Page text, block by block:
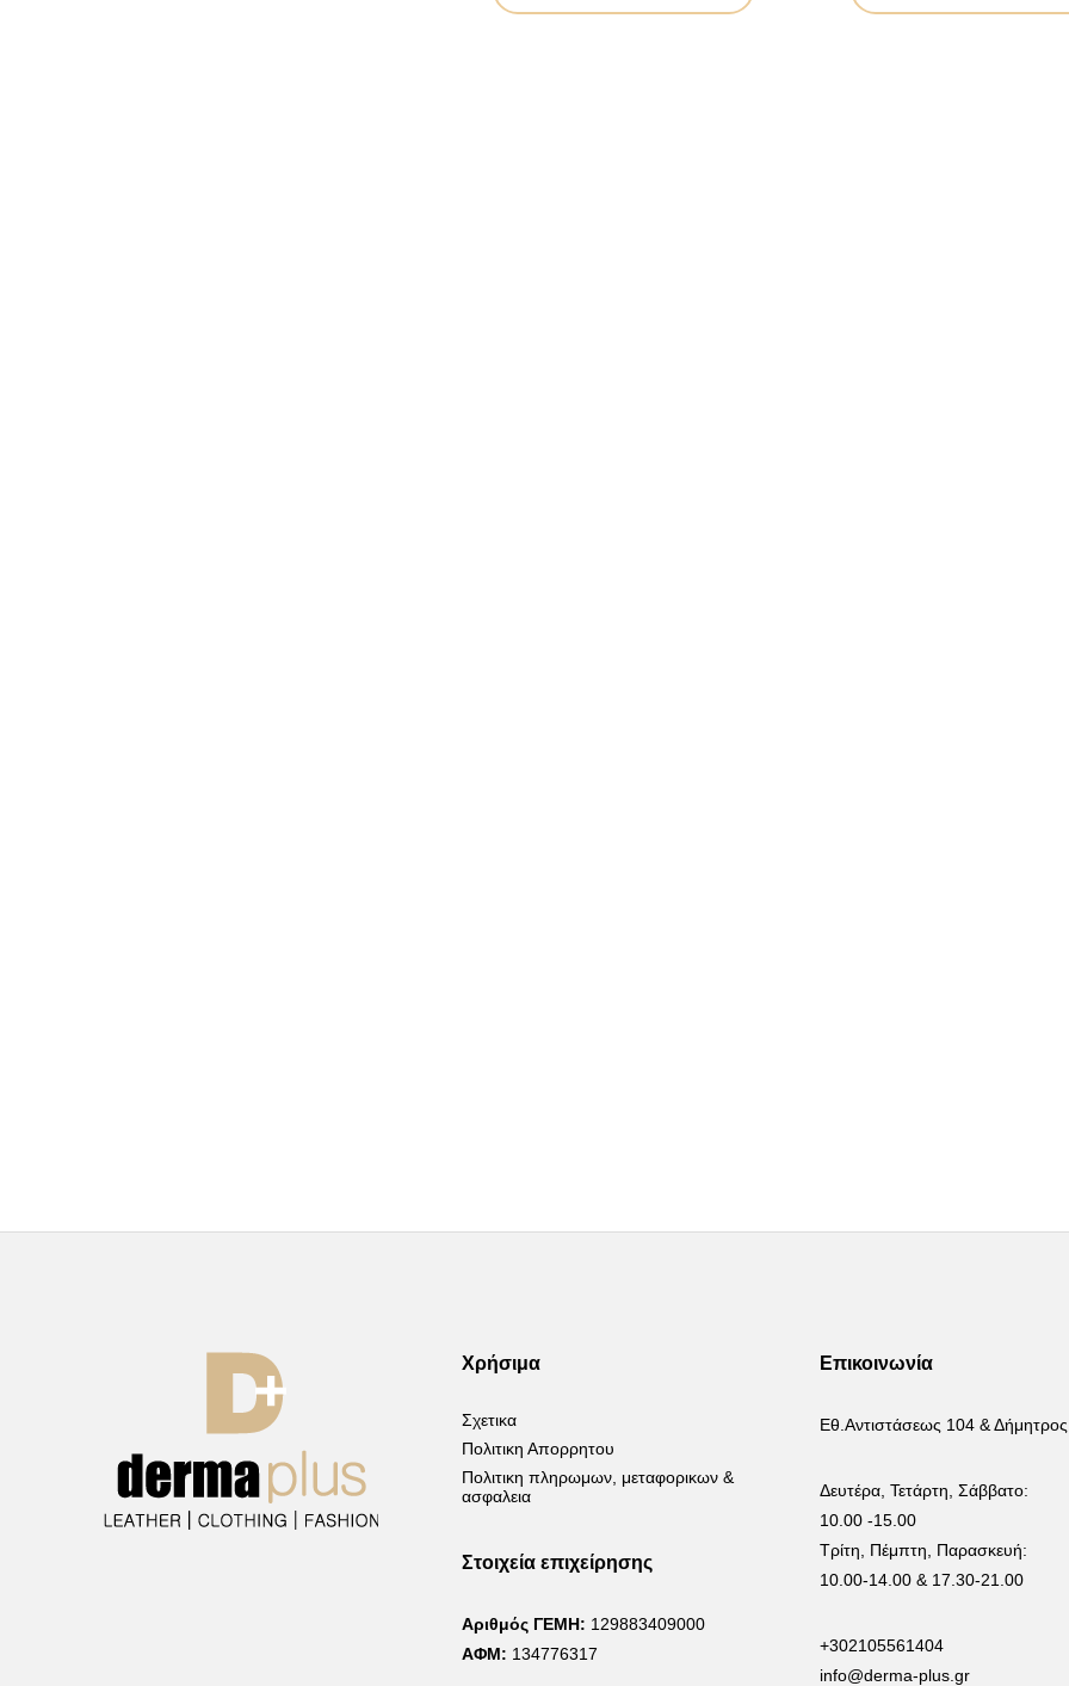
Χρήσιμα
Σχετικα
Πολιτικη Απορρητου
Πολιτικη πληρωμων, μεταφορικων &
ασφαλεια
Στοιχεία επιχείρησης
Αριθμός ΓΕΜΗ: 129883409000
ΑΦΜ: 134776317
Επικοινωνία
Εθ.Αντιστάσεως 104 & Δήμητρος
Δευτέρα, Τετάρτη, Σάββατο:
10.00 -15.00
Τρίτη, Πέμπτη, Παρασκευή:
10.00-14.00 & 17.30-21.00
+302105561404
info@derma-plus.gr